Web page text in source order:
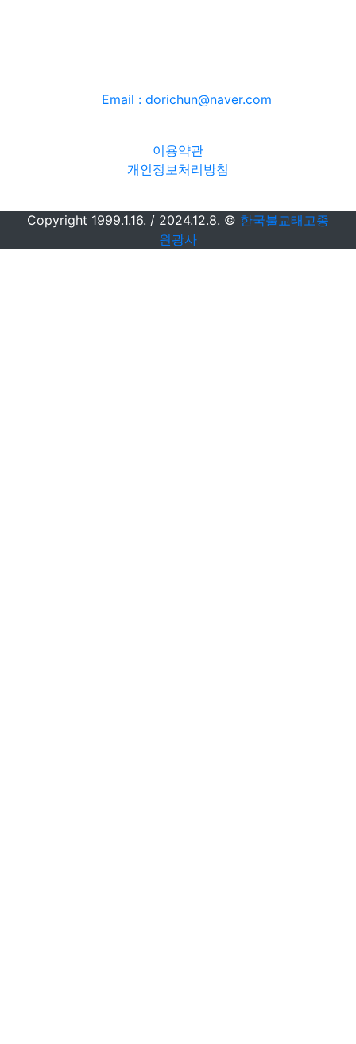
Email : dorichun@naver.com
이용약관
개인정보처리방침
Copyright 1999.1.16. / 2024.12.8. © 한국불교태고종
원광사